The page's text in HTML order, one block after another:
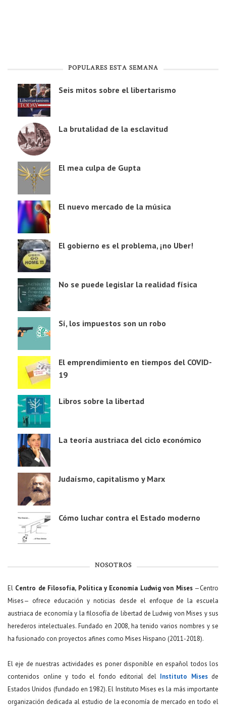
POPULARES ESTA SEMANA
Seis mitos sobre el libertarismo
La brutalidad de la esclavitud
El mea culpa de Gupta
El nuevo mercado de la música
El gobierno es el problema, ¡no Uber!
No se puede legislar la realidad física
Sí, los impuestos son un robo
El emprendimiento en tiempos del COVID-
19
Libros sobre la libertad
La teoría austriaca del ciclo económico
Judaísmo, capitalismo y Marx
Cómo luchar contra el Estado moderno
NOSOTROS
El Centro de Filosofía, Política y Economía Ludwig von Mises—Centro
Mises— ofrece educación y noticias desde el enfoque de la escuela
austriaca de economía y la filosofía de libertad de Ludwig von Mises y sus
herederos intelectuales. Fundado en 2008, ha tenido varios nombres y se
ha fusionado con proyectos afines como Mises Hispano (2011-2018).
El eje de nuestras actividades es poner disponible en español todos los
contenidos online y todo el fondo editorial del Instituto Misesde
Estados Unidos (fundado en 1982). El Instituto Mises es la más importante
organización dedicada al estudio de la economía de mercado en todo el